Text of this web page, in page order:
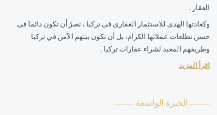
العقار .
وكعادتها الهدى للاستثمار العقاري في تركيا ، تصرّ أن تكون دائما في
حسن تطلعات عملائها الكرام، بل أن تكون بيتهم الآمن في تركيا
وطريقهم المعبد لشراء عقارات تركيا .
اقرأ المزيد
الخبرة الواسعة